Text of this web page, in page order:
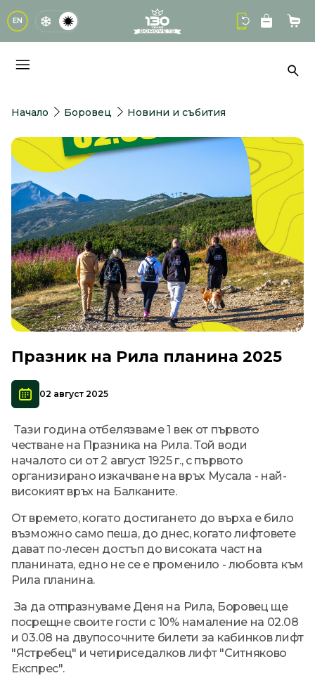
EN logo
Начало Боровец Новини и събития
Празник на Рила планина 2025
02 август 2025
Тази година отбелязваме 1 век от първото
честване на Празника на Рила. Той води
началото си от 2 август 1925 г., с първото
организирано изкачване на връх Мусала - най-
високият връх на Балканите.
От времето, когато достигането до върха е било
възможно само пеша, до днес, когато лифтовете
дават по-лесен достъп до високата част на
планината, едно не се е променило - любовта към
Рила планина.
За да отпразнуваме Деня на Рила, Боровец ще
посрещне своите гости с 10% намаление на 02.08
и 03.08 на двупосочните билети за кабинков лифт
"Ястребец" и четириседалков лифт "Ситняково
Експрес".